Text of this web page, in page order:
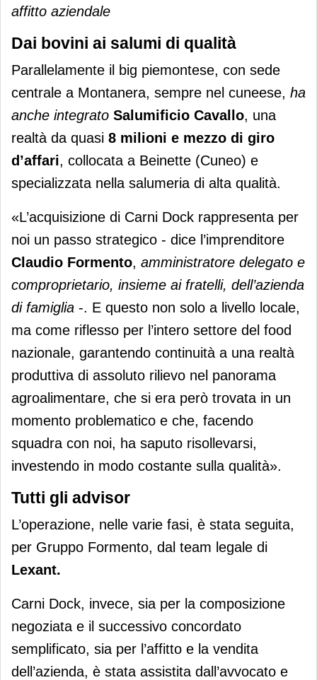
affitto aziendale
Dai bovini ai salumi di qualità
Parallelamente il big piemontese, con sede
centrale a Montanera, sempre nel cuneese, ha
anche integrato Salumificio Cavallo, una
realtà da quasi 8 milioni e mezzo di giro
d’affari, collocata a Beinette (Cuneo) e
specializzata nella salumeria di alta qualità.
«L’acquisizione di Carni Dock rappresenta per
noi un passo strategico - dice l’imprenditore
Claudio Formento, amministratore delegato e
comproprietario, insieme ai fratelli, dell’azienda
di famiglia -. E questo non solo a livello locale,
ma come riflesso per l’intero settore del food
nazionale, garantendo continuità a una realtà
produttiva di assoluto rilievo nel panorama
agroalimentare, che si era però trovata in un
momento problematico e che, facendo
squadra con noi, ha saputo risollevarsi,
investendo in modo costante sulla qualità».
Tutti gli advisor
L’operazione, nelle varie fasi, è stata seguita,
per Gruppo Formento, dal team legale di
Lexant.
Carni Dock, invece, sia per la composizione
negoziata e il successivo concordato
semplificato, sia per l’affitto e la vendita
dell’azienda, è stata assistita dall’avvocato e